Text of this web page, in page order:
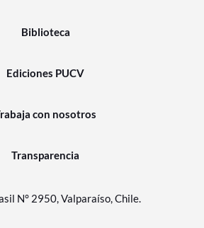
Biblioteca
Ediciones PUCV
con nosotros
Transparencia
N° 2950, Valparaíso, Chile.